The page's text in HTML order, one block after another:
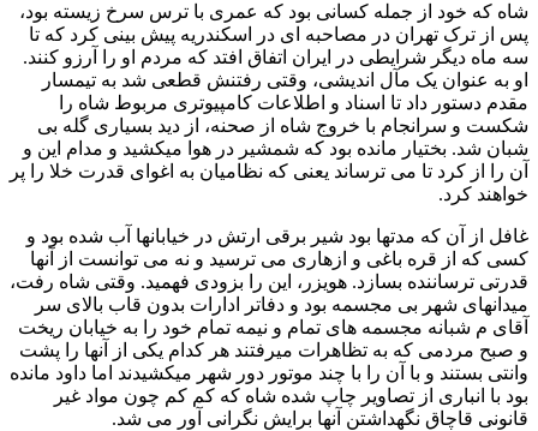
شاه که خود از جمله کسانی بود که عمری با ترس سرخ زیسته بود،
پس از ترک تهران در مصاحبه ای در اسکندریه پیش بینی کرد که تا
سه ماه دیگر شرایطی در ایران اتفاق افتد که مردم او را آرزو کنند.
او به عنوان یک مآل اندیشی، وقتی رفتنش قطعی شد به تیمسار
مقدم دستور داد تا اسناد و اطلاعات کامپیوتری مربوط شاه را
شکست و سرانجام با خروج شاه از صحنه، از دید بسیاری گله بی
شبان شد. بختیار مانده بود که شمشیر در هوا میکشید و مدام این و
آن را از کرد تا می ترساند یعنی که نظامیان به اغوای قدرت خلا را پر
خواهند کرد.
غافل از آن که مدتها بود شیر برقی ارتش در خیابانها آب شده بود و
کسی که از قره باغی و ازهاری می ترسید و نه می توانست از آنها
قدرتی ترساننده بسازد. هویزر، این را بزودی فهمید. وقتی شاه رفت،
میدانهای شهر بی مجسمه بود و دفاتر ادارات بدون قاب بالای سر
آقای م شبانه مجسمه های تمام و نیمه تمام خود را به خیابان ریخت
و صبح مردمی که به تظاهرات میرفتند هر کدام یکی از آنها را پشت
وانتی بستند و با آن را با چند موتور دور شهر میکشیدند اما داود مانده
بود با انباری از تصاویر چاپ شده شاه که کم کم چون مواد غیر
قانونی قاچاق نگهداشتن آنها برایش نگرانی آور می شد.